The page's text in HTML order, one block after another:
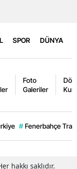
SPOR DÜNYA
Foto
Galeriler
# Fenerbahçe
hakkı saklıdır.